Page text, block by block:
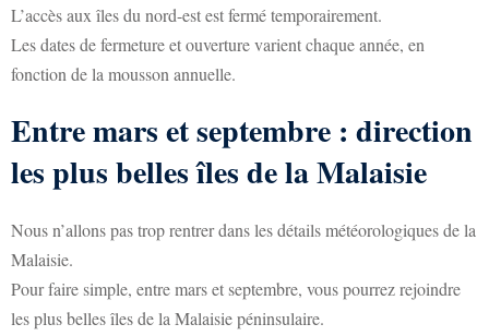
L’accès aux îles du nord-est est fermé temporairement.
Les dates de fermeture et ouverture varient chaque année, en
fonction de la mousson annuelle.
Entre mars et septembre : direction
les plus belles îles de la Malaisie
Nous n’allons pas trop rentrer dans les détails météorologiques de la
Malaisie.
Pour faire simple, entre mars et septembre, vous pourrez rejoindre
les plus belles îles de la Malaisie péninsulaire.